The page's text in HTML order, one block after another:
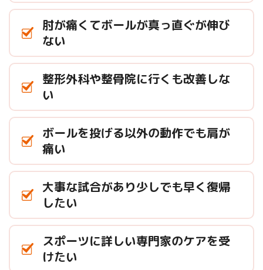
肘が痛くてボールが真っ直ぐが伸び
ない
整形外科や整骨院に行くも改善しな
い
ボールを投げる以外の動作でも肩が
痛い
大事な試合があり少しでも早く復帰
したい
スポーツに詳しい専門家のケアを受
けたい